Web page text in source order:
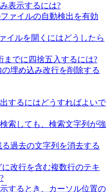
表示するには?
ァイルの自動検出を有効
イルを開くにはどうしたら
までに四捨五入するには?
埋め込み改行を削除する
するにはどうすればよいで
索しても、検索文字列が強
過去の文字列を消去する
改行を含む複数行のテキ
するとき、カーソル位置の